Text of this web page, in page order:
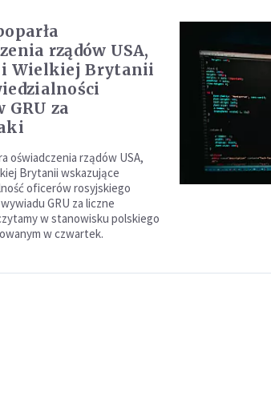
rządów USA,
i Wielkiej Brytanii
GRU za
oświadczenia rządów USA,
Brytanii wskazujące
oficerów rosyjskiego
GRU za liczne
w stanowisku polskiego
w czwartek.